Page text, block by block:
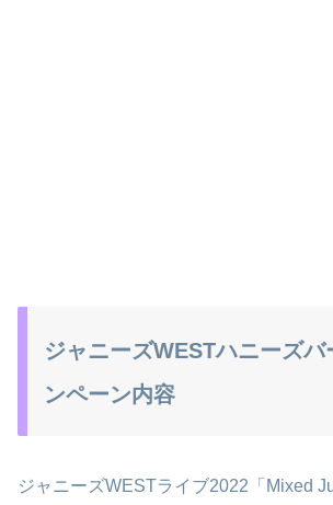
ジャニーズWESTハニーズバ
ンペーン内容
ジャニーズWESTライブ2022「Mixed